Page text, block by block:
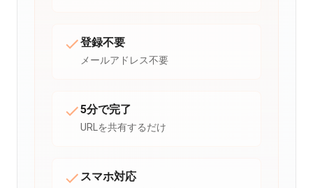
登録不要
メールアドレス不要
5分で完了
URLを共有するだけ
スマホ対応